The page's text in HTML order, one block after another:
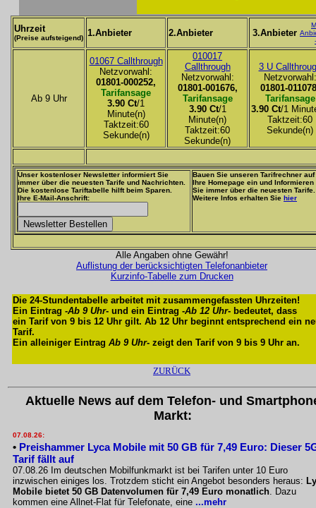
Uhrzeit
(Preise aufsteigend) 1.Anbieter 2.Anbieter 3.Anbieter
Ab 9 Uhr
01067 Callthrough
Netzvorwahl:
01801-000252,
Tarifansage
3.90 Ct/1
Minute(n)
Taktzeit:60
Sekunde(n)
010017
Callthrough
Netzvorwahl:
01801-001676,
Tarifansage
3.90 Ct/1
Minute(n)
Taktzeit:60
Sekunde(n)
3 U
Netzvorwahl:
01801-
Tarifansage
3.90 Ct/1
Taktzeit:60
Sekunde(n)
Unser kostenloser Newsletter informiert Sie
immer über die neuesten Tarife und Nachrichten.
Die kostenlose Tariftabelle hilft beim Sparen.
Ihre E-Mail-Anschrift:
Bauen Sie unseren Tarifrechner auf
Ihre Homepage ein und Informieren
Sie immer über die neuesten Tarife.
Weitere Infos erhalten Sie hier
Alle Angaben ohne Gewähr!
Auflistung der berücksichtigten Telefonanbieter
Kurzinfo-Tabelle zum Drucken
Die 24-Stundentabelle arbeitet mit zusammengefassten Uhrzeiten!
Ein Eintrag -Ab 9 Uhr- und ein Eintrag -Ab 12 Uhr- bedeutet, dass
ein Tarif von 9 bis 12 Uhr gilt. Ab 12 Uhr beginnt entsprechend ein
Tarif.
Ein alleiniger Eintrag Ab 9 Uhr- zeigt den Tarif von 9 bis 9 Uhr an.
ZURÜCK
Aktuelle News auf dem Telefon- und
Markt:
07.08.26:
• Preishammer Lyca Mobile mit 50 GB für 7,49 Euro: Dieser
Tarif fällt auf
07.08.26 Im deutschen Mobilfunkmarkt ist bei Tarifen unter 10 Euro
inzwischen einiges los. Trotzdem sticht ein Angebot besonders heraus:
Mobile bietet 50 GB Datenvolumen für 7,49 Euro monatlich. Dazu
kommen eine Allnet-Flat für Telefonate, eine ...mehr